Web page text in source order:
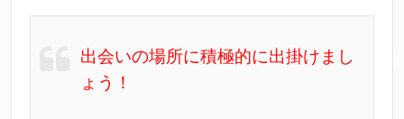
出会いの場所に積極的に出掛けまし
ょう！